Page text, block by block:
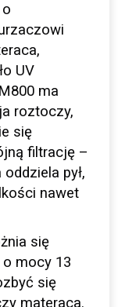
UV
ma
roztoczy,
się
filtrację –
pył,
nawet
się
o mocy 13
się
materaca.